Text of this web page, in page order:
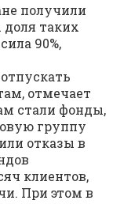
получили
таких
90%,
отмечает
стали фонды,
группу
отказы в
клиентов,
При этом в